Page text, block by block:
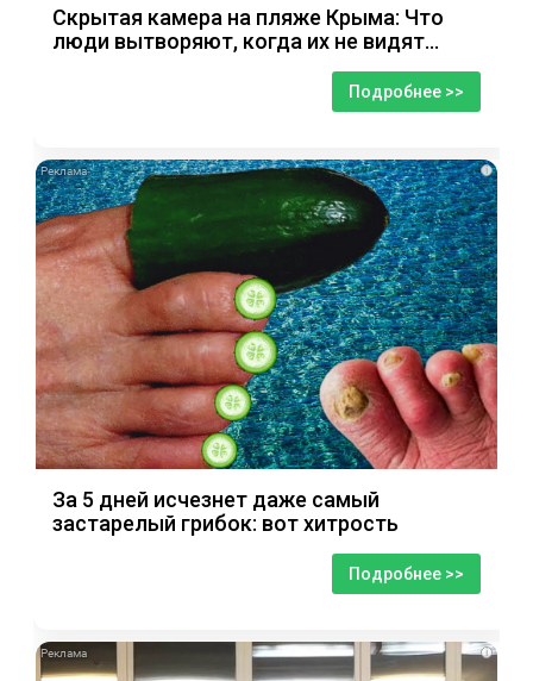
Скрытая камера на пляже Крыма: Что
люди вытворяют, когда их не видят...
Подробнее >>
i
За 5 дней исчезнет даже самый
застарелый грибок: вот хитрость
Подробнее >>
i